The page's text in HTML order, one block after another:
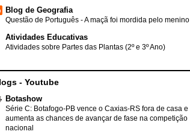
Blog de Geografia
Questão de Português - A maçã foi mordida pelo menino
Atividades Educativas
Atividades sobre Partes das Plantas (2º e 3º Ano)
- Youtube
Botashow
Série C: Botafogo-PB vence o Caxias-RS fora de casa e
aumenta as chances de avançar de fase na competição
nacional